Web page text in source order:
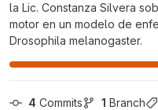
la Lic. Constanza Silvera
motor en un modelo de
Drosophila melanogaster.
4 Commits 1 Branch